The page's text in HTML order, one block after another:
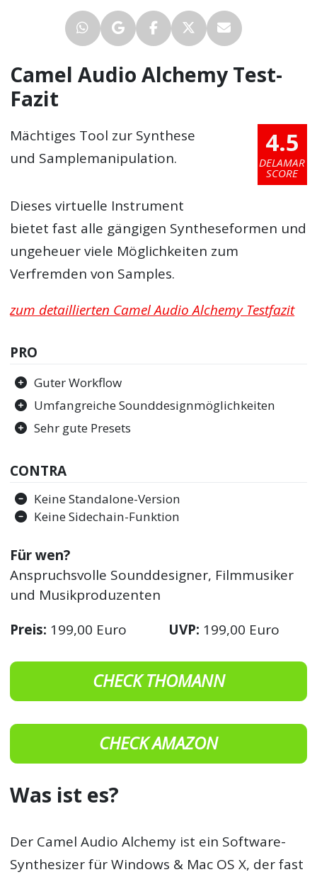
Camel Audio Alchemy Test-
Fazit
4.5
DELAMAR
SCORE
Mächtiges Tool zur Synthese
und Samplemanipulation.
Dieses virtuelle Instrument
bietet fast alle gängigen Syntheseformen und
ungeheuer viele Möglichkeiten zum
Verfremden von Samples.
zum detaillierten Camel Audio Alchemy Testfazit
PRO
Guter Workflow
Umfangreiche Sounddesignmöglichkeiten
Sehr gute Presets
CONTRA
Keine Standalone-Version
Keine Sidechain-Funktion
Für wen?
Anspruchsvolle Sounddesigner, Filmmusiker
und Musikproduzenten
Preis: 199,00 Euro UVP: 199,00 Euro
CHECK THOMANN
CHECK AMAZON
Was ist es?
Der Camel Audio Alchemy ist ein Software-
Synthesizer für Windows & Mac OS X, der fast